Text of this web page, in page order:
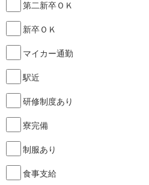
第二新卒ＯＫ
新卒ＯＫ
マイカー通勤
駅近
研修制度あり
寮完備
制服あり
食事支給